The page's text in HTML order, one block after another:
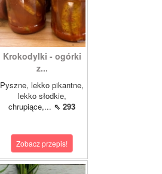
Krokodylki - ogórki
z...
Pyszne, lekko pikantne,
lekko słodkie,
chrupiące,... ⇖ 293
Zobacz przepis!